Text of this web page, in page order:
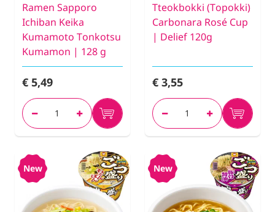
Ramen Sapporo
Ichiban Keika
Kumamoto Tonkotsu
Kumamon | 128 g
€ 5,49
Tteokbokki (Topokki)
Carbonara Rosé Cup
| Delief 120g
€ 3,55
New New